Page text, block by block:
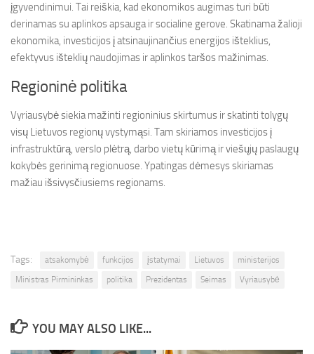
įgyvendinimui. Tai reiškia, kad ekonomikos augimas turi būti
derinamas su aplinkos apsauga ir socialine gerove. Skatinama žalioji
ekonomika, investicijos į atsinaujinančius energijos išteklius,
efektyvus išteklių naudojimas ir aplinkos taršos mažinimas.
Regioninė politika
Vyriausybė siekia mažinti regioninius skirtumus ir skatinti tolygų
visų Lietuvos regionų vystymąsi. Tam skiriamos investicijos į
infrastruktūrą, verslo plėtrą, darbo vietų kūrimą ir viešųjų paslaugų
kokybės gerinimą regionuose. Ypatingas dėmesys skiriamas
mažiau išsivysčiusiems regionams.
Tags: atsakomybė funkcijos įstatymai Lietuvos
ministerijos
Ministras Pirmininkas
politika Prezidentas Seimas Vyriausybė
YOU MAY ALSO LIKE...